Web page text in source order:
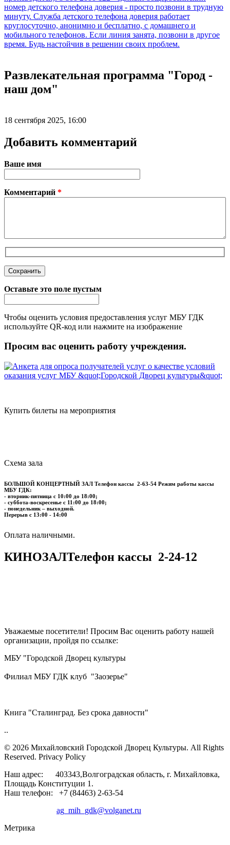
Развлекательная программа "Город -
наш дом"
18 сентября 2025, 16:00
Добавить комментарий
Ваше имя
Комментарий *
Оставьте это поле пустым
Чтобы оценить условия предоставления услуг МБУ ГДК
используйте QR-код или нажмите на изображение
Просим вас оценить работу учреждения.
Купить билеты на мероприятия
Схема зала
БОЛЬШОЙ КОНЦЕРТНЫЙ ЗАЛ Телефон кассы 2-63-54 Режим работы кассы
МБУ ГДК:
- вторник-пятница с 10:00 до 18:00;
- суббота-воскресенье с 11:00 до 18:00;
- понедельник – выходной.
Перерыв с 13:00 - 14:00
​​​​​​​Оплата наличными.
КИНОЗАЛТелефон кассы 2-24-12
Уважаемые посетители! Просим Вас оценить работу нашей
организации, пройдя по ссылке:
МБУ "Городской Дворец культуры
Филиал МБУ ГДК клуб "Заозерье"
Книга "Сталинград. Без срока давности"
..
© 2026 Михайловский Городской Дворец Культуры. All Rights
Reserved. Privacy Policy
Наш адрес: 403343,Волгоградская область, г. Михайловка,
Площадь Конституции 1.
Наш телефон: +7 (84463) 2-63-54
ag_mih_gdk@volganet.ru
Метрика